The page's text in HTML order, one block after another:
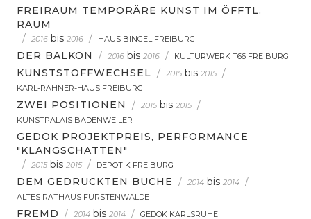
FREIRAUM TEMPORÄRE KUNST IM ÖFFTL.
RAUM
/ 2016 bis 2016 / HAUS BINGEL FREIBURG
DER BALKON / 2016 bis 2016 / KULTURWERK T66 FREIBURG
KUNSTSTOFFWECHSEL / 2015 bis 2015 /
KARL-RAHNER-HAUS FREIBURG
ZWEI POSITIONEN / 2015 bis 2015 /
KUNSTPALAIS BADENWEILER
GEDOK PROJEKTPREIS, PERFORMANCE
"KLANGSCHATTEN"
/ 2015 bis 2015 / DEPOT K FREIBURG
DEM GEDRUCKTEN BUCHE / 2014 bis 2014 /
ALTES RATHAUS FÜRSTENWALDE
FREMD / 2014 bis 2014 / GEDOK KARLSRUHE